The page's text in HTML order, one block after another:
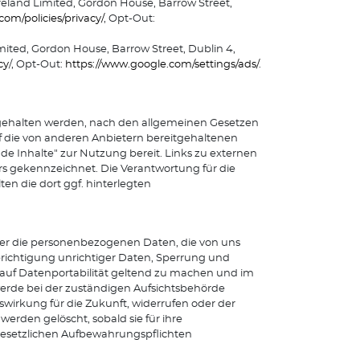
Limited, Gordon House, Barrow Street,
policies/privacy/, Opt-Out:
Gordon House, Barrow Street, Dublin 4,
/, Opt-Out: https://www.google.com/settings/ads/.
werden, nach den allgemeinen Gesetzen
die von anderen Anbietern bereitgehaltenen
Inhalte" zur Nutzung bereit. Links zu externen
gekennzeichnet. Die Verantwortung für die
die dort ggf. hinterlegten
die personenbezogenen Daten, die von uns
unrichtiger Daten, Sperrung und
Datenportabilität geltend zu machen und im
bei der zuständigen Aufsichtsbehörde
für die Zukunft, widerrufen oder der
gelöscht, sobald sie für ihre
Aufbewahrungspflichten